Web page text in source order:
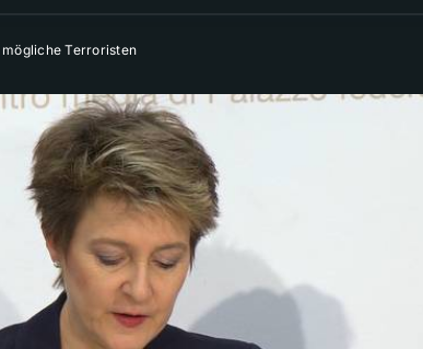
Terroristen